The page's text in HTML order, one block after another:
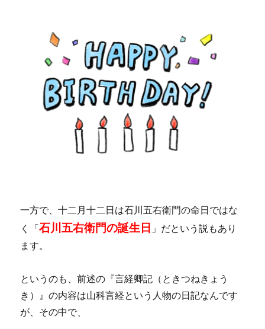
一方で、十二月十二日は石川五右衛門の命日ではな
く「石川五右衛門の誕生日 」だという説もあり
ます。
というのも、前述の『言経卿記（ときつねきょう
き）』の内容は山科言経という人物の日記なんです
が、その中で、